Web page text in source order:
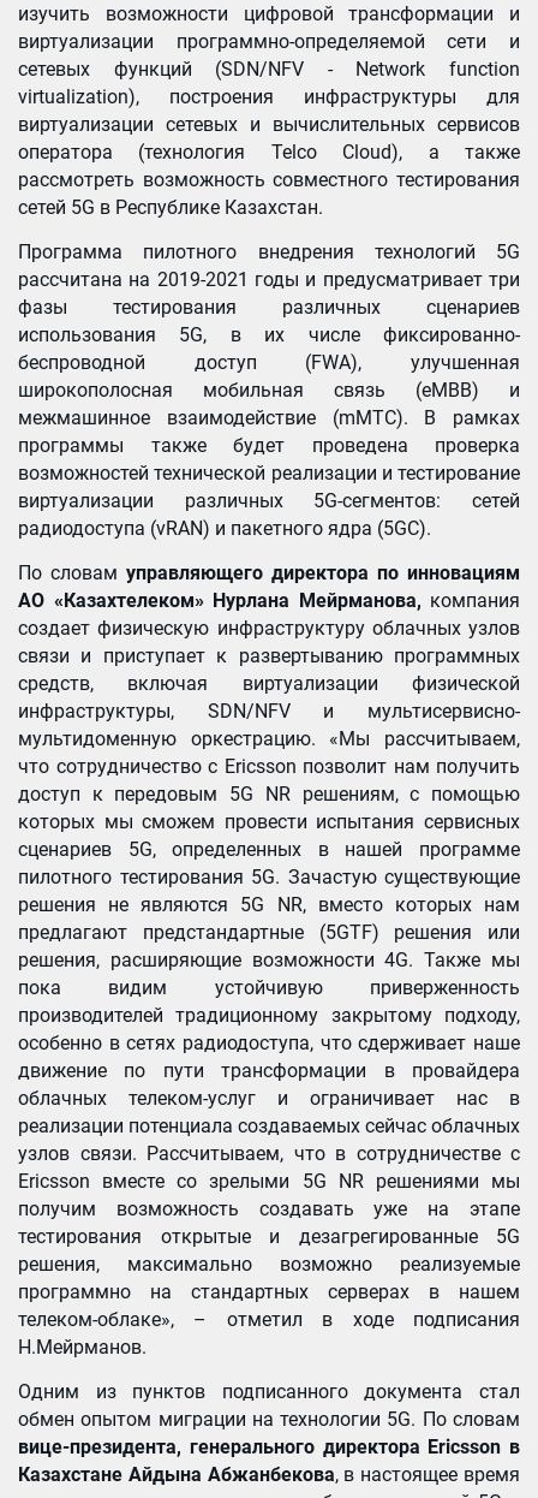
изучить возможности цифровой трансформации и
виртуализации программно-определяемой сети и
сетевых функций (SDN/NFV - Network function
virtualization), построения инфраструктуры для
виртуализации сетевых и вычислительных сервисов
оператора (технология Telco Cloud), а также
рассмотреть возможность совместного тестирования
сетей 5G в Республике Казахстан.
Программа пилотного внедрения технологий 5G
рассчитана на 2019-2021 годы и предусматривает три
фазы тестирования различных сценариев
использования 5G, в их числе фиксированно-
беспроводной доступ (FWA), улучшенная
широкополосная мобильная связь (eMBB) и
межмашинное взаимодействие (mMTC). В рамках
программы также будет проведена проверка
возможностей технической реализации и тестирование
виртуализации различных 5G-сегментов: сетей
радиодоступа (vRAN) и пакетного ядра (5GC).
По словам управляющего директора по инновациям
АО «Казахтелеком» Нурлана Мейрманова, компания
создает физическую инфраструктуру облачных узлов
связи и приступает к развертыванию программных
средств, включая виртуализации физической
инфраструктуры, SDN/NFV и мультисервисно-
мультидоменную оркестрацию. «Мы рассчитываем,
что сотрудничество с Ericsson позволит нам получить
доступ к передовым 5G NR решениям, с помощью
которых мы сможем провести испытания сервисных
сценариев 5G, определенных в нашей программе
пилотного тестирования 5G. Зачастую существующие
решения не являются 5G NR, вместо которых нам
предлагают предстандартные (5GTF) решения или
решения, расширяющие возможности 4G. Также мы
пока видим устойчивую приверженность
производителей традиционному закрытому подходу,
особенно в сетях радиодоступа, что сдерживает наше
движение по пути трансформации в провайдера
облачных телеком-услуг и ограничивает нас в
реализации потенциала создаваемых сейчас облачных
узлов связи. Рассчитываем, что в сотрудничестве с
Ericsson вместе со зрелыми 5G NR решениями мы
получим возможность создавать уже на этапе
тестирования открытые и дезагрегированные 5G
решения, максимально возможно реализуемые
программно на стандартных серверах в нашем
телеком-облаке», – отметил в ходе подписания
Н.Мейрманов.
Одним из пунктов подписанного документа стал
обмен опытом миграции на технологии 5G. По словам
вице-президента, генерального директора Ericsson в
Казахстане Айдына Абжанбекова, в настоящее время